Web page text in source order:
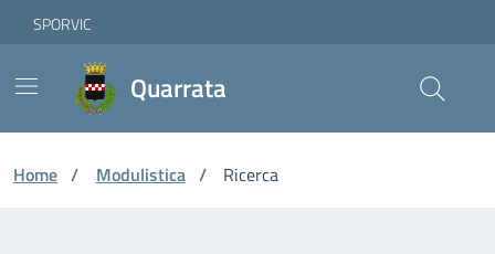
Skip to Main Content
Vai ai contenuti
Vai al footer
SPORVIC
Quarrata
Home / Modulistica / Ricerca